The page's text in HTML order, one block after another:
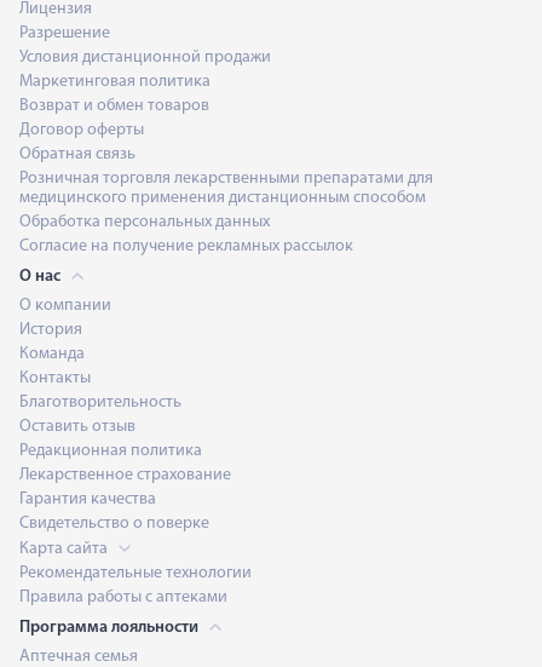
Лицензия
Разрешение
Условия дистанционной продажи
Маркетинговая политика
Возврат и обмен товаров
Договор оферты
Обратная связь
Розничная торговля лекарственными препаратами для
медицинского применения дистанционным способом
Обработка персональных данных
Согласие на получение рекламных рассылок
О нас
О компании
История
Команда
Контакты
Благотворительность
Оставить отзыв
Редакционная политика
Лекарственное страхование
Гарантия качества
Свидетельство о поверке
Карта сайта
Рекомендательные технологии
Правила работы с аптеками
Программа лояльности
Аптечная семья